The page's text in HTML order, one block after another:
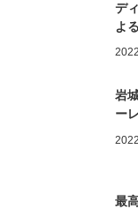
デ
よ
岩
ー
最